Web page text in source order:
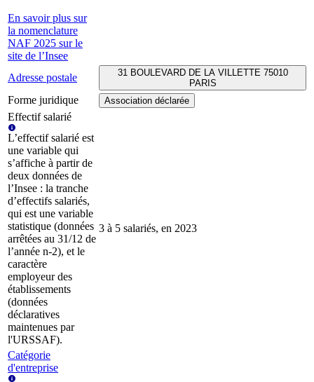
En savoir plus sur
la nomenclature
NAF 2025 sur le
site de l’Insee
Adresse postale
31 BOULEVARD DE LA VILLETTE 75010
PARIS
Forme juridique Association déclarée
Effectif salarié
L’effectif salarié est
une variable qui
s’affiche à partir de
deux données de
l’Insee : la tranche
d’effectifs salariés,
qui est une variable
statistique (données
arrêtées au 31/12 de
l’année n-2), et le
caractère
employeur des
établissements
(données
déclaratives
maintenues par
l'URSSAF).
3 à 5 salariés, en 2023
Catégorie
d'entreprise